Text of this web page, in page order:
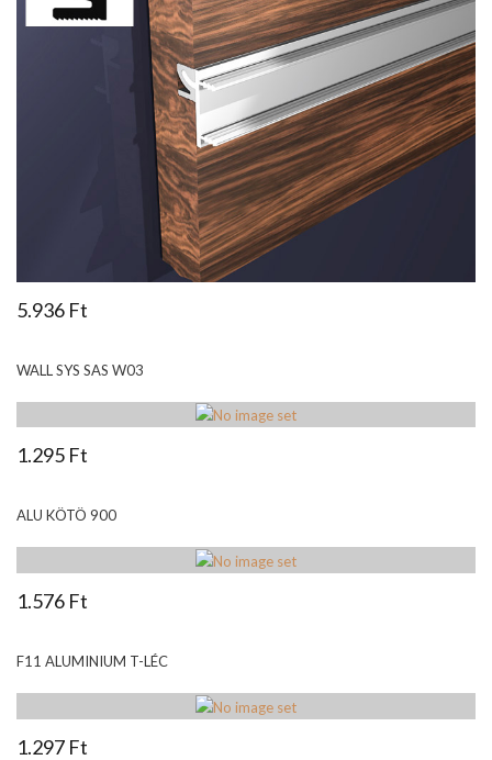
5.936 Ft
WALL SYS SAS W03
1.295 Ft
ALU KÖTÖ 900
1.576 Ft
F11 ALUMINIUM T-LÉC
1.297 Ft